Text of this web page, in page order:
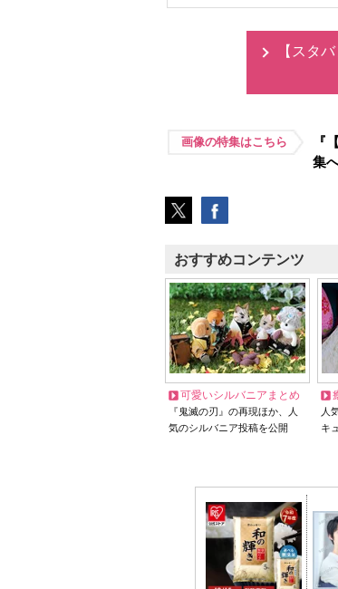
【スタ
画像の特集はこちら
『
集
おすすめコンテンツ
可愛いシルバニアまとめ
『鬼滅の刃』の再現ほか、人
気のシルバニア投稿を公開
人
キ